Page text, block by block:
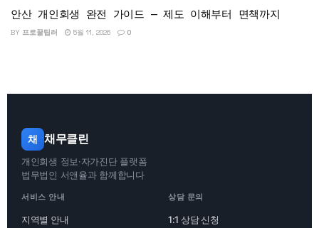
안산 개인회생 완전 가이드 — 제도 이해부터 면책까지
BY 프로꿀팁러 5월 11, 2026 0
채 채무클린
개인회생 정보·자가진단 플랫폼
법무법인 서앤율과 함께합니다
서비스 안내
지역별 안내
상담 문의
1:1 상담 신청